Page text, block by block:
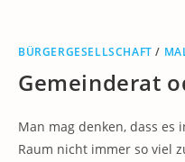
BÜRGERGESELLSCHAFT /
Gemeinderat
Man mag denken, dass
Raum nicht immer so viel